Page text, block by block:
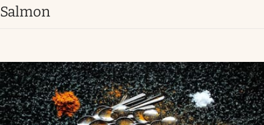
Brand Strategy
Vida y estilo
Tv
Clima
salmon